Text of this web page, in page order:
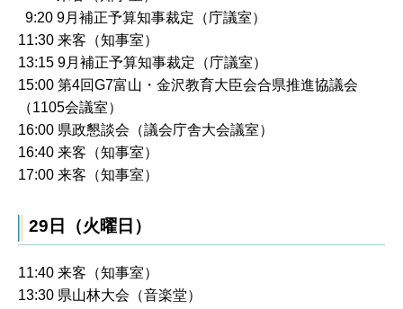
9:20 9月補正予算知事裁定（庁議室）
11:30 来客（知事室）
13:15 9月補正予算知事裁定（庁議室）
15:00 第4回G7富山・金沢教育大臣会合県推進協議会
（1105会議室）
16:00 県政懇談会（議会庁舎大会議室）
16:40 来客（知事室）
17:00 来客（知事室）
29日（火曜日）
11:40 来客（知事室）
13:30 県山林大会（音楽堂）